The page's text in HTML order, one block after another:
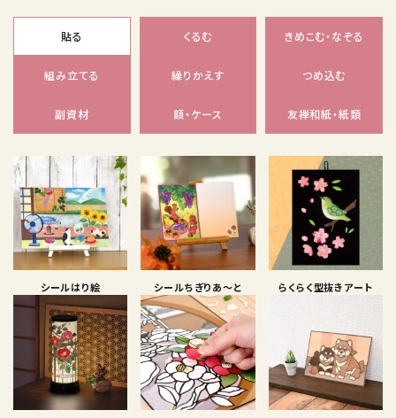
貼る くるむ きめこむ・なぞる
組み立てる 繰りかえす つめ込む
副資材 額・ケース 友禅和紙・紙類
シールはり絵 シールちぎりあ〜と らくらく型抜きアート